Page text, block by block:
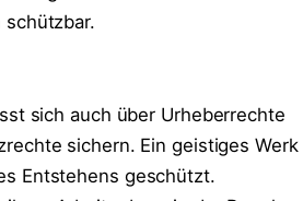
sich auch über Urheberrechte
sichern. Ein geistiges Werk
Entstehens geschützt.